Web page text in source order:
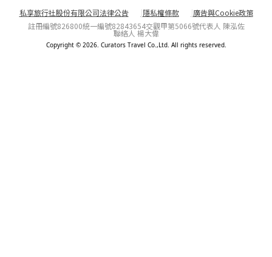
私享旅行社股份有限公司法律公告 隱私權條款
廣告與Cookie政策
註冊編號826800統一編號82843654交觀甲第5066號代表人 陳泓佐
聯絡人 楊大偉
Copyright © 2026. Curators Travel Co.,Ltd. All rights reserved.